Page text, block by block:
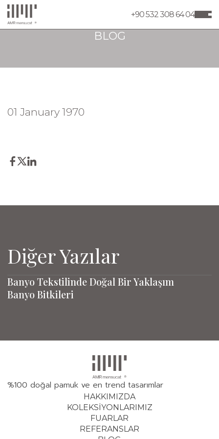
+90 532 308 64 04
BLOG
01 January 1970
Diğer Yazılar
Banyo Tekstilinde Doğal Bir Yaklaşım
Banyo Bitkileri
%100 doğal pamuk ve en trend tasarımlar
HAKKIMIZDA
KOLEKSİYONLARIMIZ
FUARLAR
REFERANSLAR